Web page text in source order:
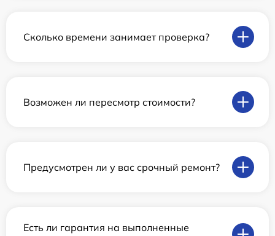
Сколько времени занимает проверка?
Возможен ли пересмотр стоимости?
Предусмотрен ли у вас срочный ремонт?
Есть ли гарантия на выполненные